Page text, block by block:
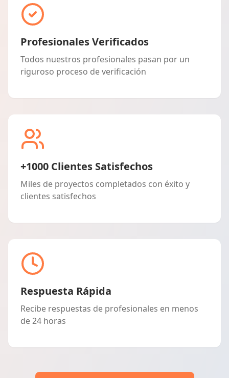
Profesionales Verificados
Todos nuestros profesionales pasan por un
riguroso proceso de verificación
+1000 Clientes Satisfechos
Miles de proyectos completados con éxito y
clientes satisfechos
Respuesta Rápida
Recibe respuestas de profesionales en menos
de 24 horas